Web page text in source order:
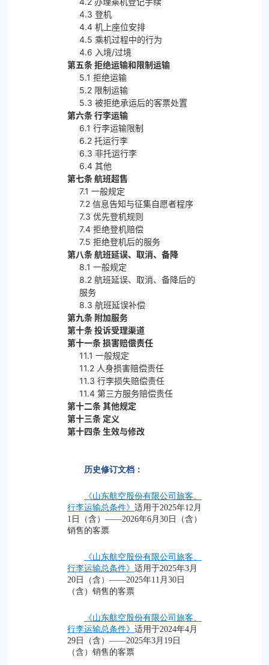
4.3 登机
4.4 机上座位安排
4.5 乘机过程中的行为
4.6 入境/过境
第五条 拒绝运输和限制运输
5.1 拒绝运输
5.2 限制运输
5.3 被拒绝承运后的客票处置
第六条 行李运输
6.1 行李运输限制
6.2 托运行李
6.3 非托运行李
6.4 其他
第七条 航班超售
7.1 一般规定
7.2 信息告知与征集自愿者程序
7.3 优先登机规则
7.4 拒绝登机赔偿
7.5 拒绝登机后的服务
第八条 航班延误、取消、备降
8.1 一般规定
8.2 航班延误、取消、备降后的
服务
8.3 航班延误补偿
第九条 附加服务
第十条 投诉受理渠道
第十一条 损害赔偿责任
11.1 一般规定
11.2 人身损害赔偿责任
11.3 行李损失赔偿责任
11.4 第三方服务赔偿责任
第十二条 其他规定
第十三条 定义
第十四条 生效与修改
历史修订文档：
《山东航空股份有限公司旅客、
行李运输总条件》 适用于2025年12月
1日（含）——2026年6月30日（含）
销售的客票
《山东航空股份有限公司旅客、
行李运输总条件》 适用于2025年3月
20日（含）——2025年11月30日
（含）销售的客票
《山东航空股份有限公司旅客、
行李运输总条件》 适用于2024年4月
29日（含）——2025年3月19日
（含）销售的客票